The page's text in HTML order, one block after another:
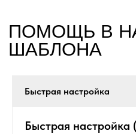
Быстрая настройка
НА TILDA